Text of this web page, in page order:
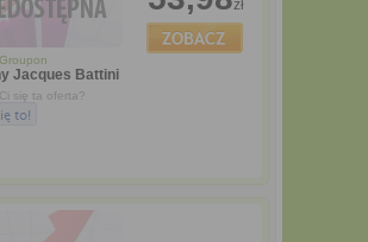
Groupon
Jacques Battini
się ta oferta?
zł